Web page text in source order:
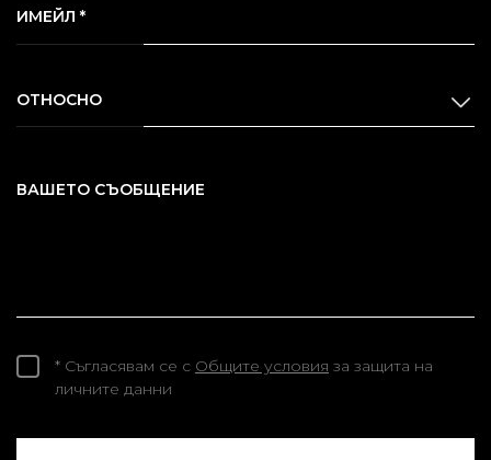
ИМЕЙЛ *
ОТНОСНО
ВАШЕТО СЪОБЩЕНИЕ
* Съгласявам се с Общите условия за защита на
личните данни